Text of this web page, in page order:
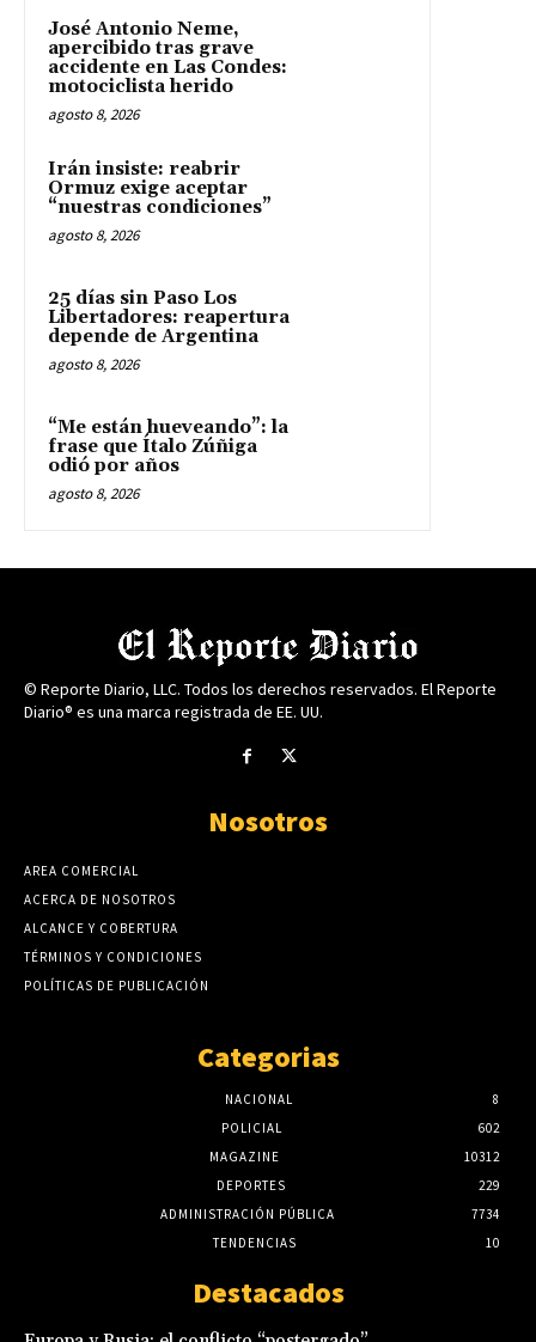
José Antonio Neme,
apercibido tras grave
accidente en Las Condes:
motociclista herido
agosto 8, 2026
Irán insiste: reabrir
Ormuz exige aceptar
“nuestras condiciones”
agosto 8, 2026
25 días sin Paso Los
Libertadores: reapertura
depende de Argentina
agosto 8, 2026
“Me están hueveando”: la
frase que Ítalo Zúñiga
odió por años
agosto 8, 2026
© Reporte Diario, LLC. Todos los derechos reservados. El Reporte
Diario® es una marca registrada de EE. UU.
Nosotros
AREA COMERCIAL
ACERCA DE NOSOTROS
ALCANCE Y COBERTURA
TÉRMINOS Y CONDICIONES
POLÍTICAS DE PUBLICACIÓN
Categorias
NACIONAL
8
POLICIAL
602
MAGAZINE
10312
DEPORTES
229
ADMINISTRACIÓN PÚBLICA
7734
TENDENCIAS
10
Destacados